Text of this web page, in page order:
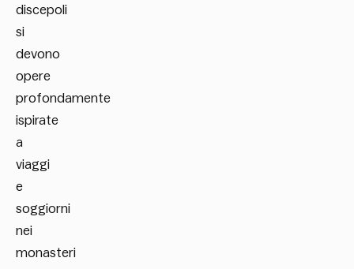
discepoli
si
devono
opere
profondamente
ispirate
a
viaggi
e
soggiorni
nei
monasteri